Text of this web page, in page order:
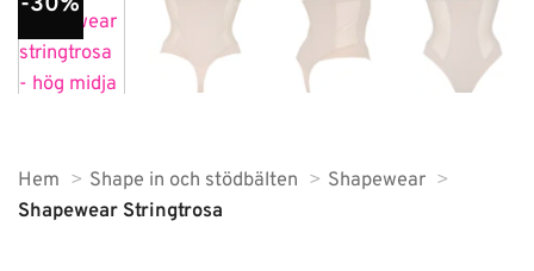
Hem Shape in och stödbälten
Shapewear
Shapewear Stringtrosa